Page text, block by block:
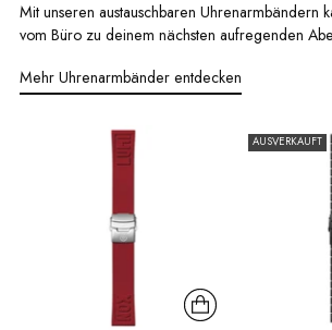
Mit unseren austauschbaren Uhrenarmbändern
vom Büro zu deinem nächsten aufregenden
Mehr Uhrenarmbänder entdecken
AUSVERKAUFT